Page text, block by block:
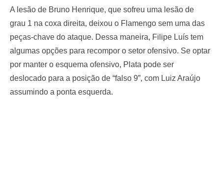
A lesão de Bruno Henrique, que sofreu uma lesão de
grau 1 na coxa direita, deixou o Flamengo sem uma das
peças-chave do ataque. Dessa maneira, Filipe Luís tem
algumas opções para recompor o setor ofensivo. Se optar
por manter o esquema ofensivo, Plata pode ser
deslocado para a posição de “falso 9”, com Luiz Araújo
assumindo a ponta esquerda.